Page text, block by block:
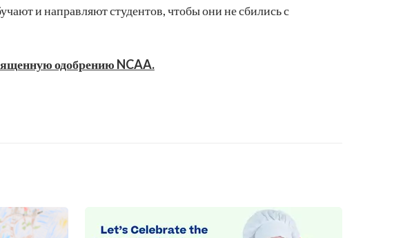
и направляют студентов, чтобы они не сбились с
одобрению NCAA.